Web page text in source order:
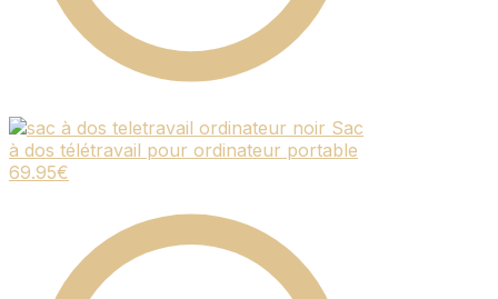
Sac
à dos télétravail pour ordinateur portable
69.95€